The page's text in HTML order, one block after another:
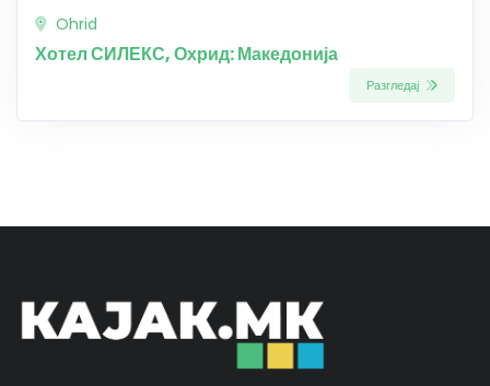
Ohrid
Хотел СИЛЕКС, Охрид: Македонија
Разгледај